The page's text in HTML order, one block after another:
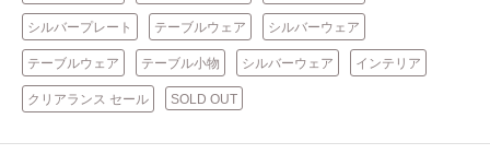
シルバープレート テーブルウェア シルバーウェア
テーブルウェア テーブル小物 シルバーウェア インテリア
クリアランス セール SOLD OUT